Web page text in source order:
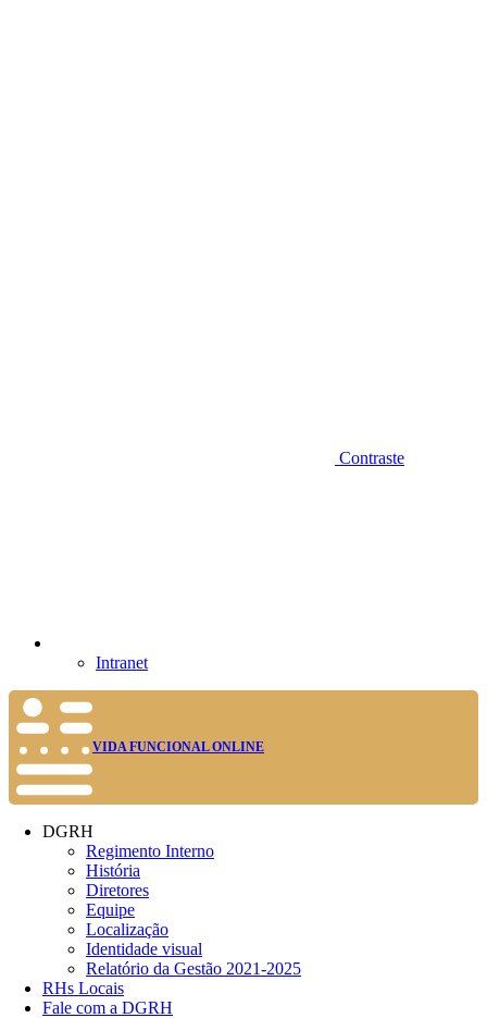
Contraste
Intranet
VIDA FUNCIONAL ONLINE
DGRH
Regimento Interno
História
Diretores
Equipe
Localização
Identidade visual
Relatório da Gestão 2021-2025
RHs Locais
Fale com a DGRH